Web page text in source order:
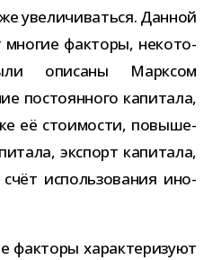
уве­ли­чи­ваться. Данной
мно­гие фак­торы, неко­то­
опи­саны Марксом
посто­ян­ного капи­тала,
её сто­и­мо­сти, повы­ше­
экс­порт капи­тала,
исполь­зо­ва­ния ино­
фак­торы харак­те­ри­зуют